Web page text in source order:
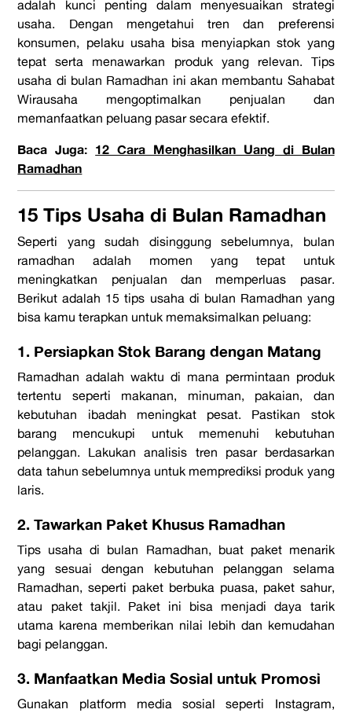
adalah kunci penting dalam menyesuaikan strategi
usaha. Dengan mengetahui tren dan preferensi
konsumen, pelaku usaha bisa menyiapkan stok yang
tepat serta menawarkan produk yang relevan. Tips
usaha di bulan Ramadhan ini akan membantu Sahabat
Wirausaha mengoptimalkan penjualan dan
memanfaatkan peluang pasar secara efektif.
Baca Juga: 12 Cara Menghasilkan Uang di Bulan
Ramadhan
15 Tips Usaha di Bulan Ramadhan
Seperti yang sudah disinggung sebelumnya, bulan
ramadhan adalah momen yang tepat untuk
meningkatkan penjualan dan memperluas pasar.
Berikut adalah 15 tips usaha di bulan Ramadhan yang
bisa kamu terapkan untuk memaksimalkan peluang:
1. Persiapkan Stok Barang dengan Matang
Ramadhan adalah waktu di mana permintaan produk
tertentu seperti makanan, minuman, pakaian, dan
kebutuhan ibadah meningkat pesat. Pastikan stok
barang mencukupi untuk memenuhi kebutuhan
pelanggan. Lakukan analisis tren pasar berdasarkan
data tahun sebelumnya untuk memprediksi produk yang
laris.
2. Tawarkan Paket Khusus Ramadhan
Tips usaha di bulan Ramadhan, buat paket menarik
yang sesuai dengan kebutuhan pelanggan selama
Ramadhan, seperti paket berbuka puasa, paket sahur,
atau paket takjil. Paket ini bisa menjadi daya tarik
utama karena memberikan nilai lebih dan kemudahan
bagi pelanggan.
3. Manfaatkan Media Sosial untuk Promosi
Gunakan platform media sosial seperti Instagram,